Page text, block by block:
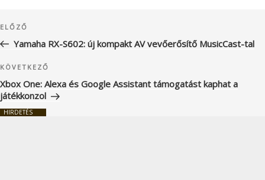
navigáció
Korábbi
bejegyzés
ELŐZŐ
Yamaha RX-S602: új kompakt AV vevőerősítő MusicCast-tal
Következő
bejegyzés
KÖVETKEZŐ
Xbox One: Alexa és Google Assistant támogatást kaphat a
játékkonzol
HIRDETÉS